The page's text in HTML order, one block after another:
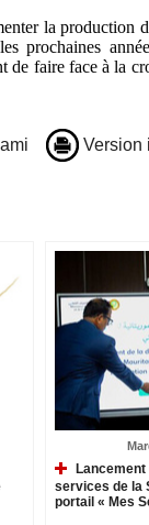
la production
prochaines
faire face à la
Version
services de la
portail « Mes